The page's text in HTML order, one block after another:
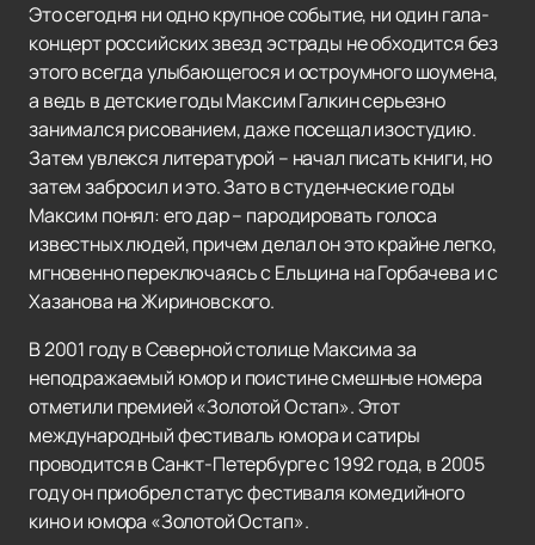
Это сегодня ни одно крупное событие, ни один гала-
концерт российских звезд эстрады не обходится без
этого всегда улыбающегося и остроумного шоумена,
а ведь в детские годы Максим Галкин серьезно
занимался рисованием, даже посещал изостудию.
Затем увлекся литературой – начал писать книги, но
затем забросил и это. Зато в студенческие годы
Максим понял: его дар – пародировать голоса
известных людей, причем делал он это крайне легко,
мгновенно переключаясь с Ельцина на Горбачева и с
Хазанова на Жириновского.
В 2001 году в Северной столице Максима за
неподражаемый юмор и поистине смешные номера
отметили премией «Золотой Остап». Этот
международный фестиваль юмора и сатиры
проводится в Санкт-Петербурге с 1992 года, в 2005
году он приобрел статус фестиваля комедийного
кино и юмора «Золотой Остап».